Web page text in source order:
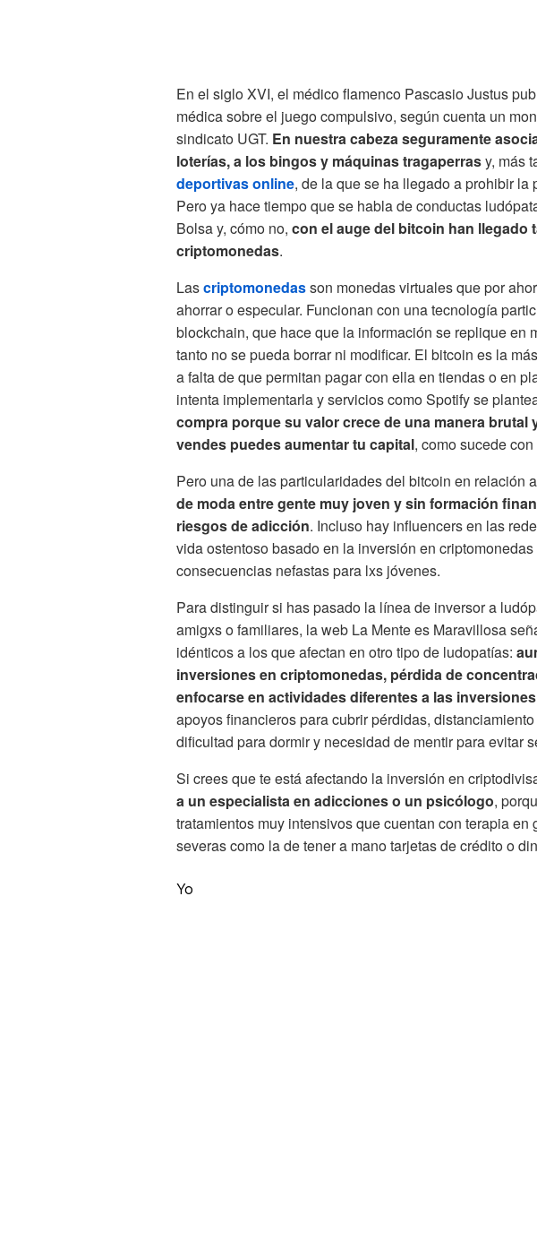
En el siglo XVI, el médico flamenco Pascasio Justus
médica sobre el juego compulsivo, según cuenta un
sindicato UGT. En nuestra cabeza seguramente
loterías, a los bingos y máquinas tragaperrasy, más
deportivas online, de la que se ha llegado a prohibir la
Pero ya hace tiempo que se habla de conductas
Bolsa y, cómo no, con el auge del bitcoin han llegado
criptomonedas.
Lascriptomonedasson monedas virtuales que por
ahorrar o especular. Funcionan con una tecnología
blockchain, que hace que la información se replique en
tanto no se pueda borrar ni modificar. El bitcoin es la
a falta de que permitan pagar con ella en tiendas o en
intenta implementarla y servicios como Spotify se
compra porque su valor crece de una manera brutal
vendes puedes aumentar tu capital, como sucede
Pero una de las particularidades del bitcoin en relación
de moda entre gente muy joven y sin formación
riesgos de adicción. Incluso hay influencers en las
vida ostentoso basado en la inversión en
consecuencias nefastas para lxs jóvenes.
Para distinguir si has pasado la línea de inversor a
amigxs o familiares, la web La Mente es Maravillosa
idénticos a los que afectan en otro tipo de ludopatías:
inversiones en criptomonedas, pérdida de
enfocarse en actividades diferentes a las
apoyos financieros para cubrir pérdidas,
dificultad para dormir y necesidad de mentir para evitar
Si crees que te está afectando la inversión en
a un especialista en adicciones o un psicólogo,
tratamientos muy intensivos que cuentan con terapia
severas como la de tener a mano tarjetas de crédito o
Yo